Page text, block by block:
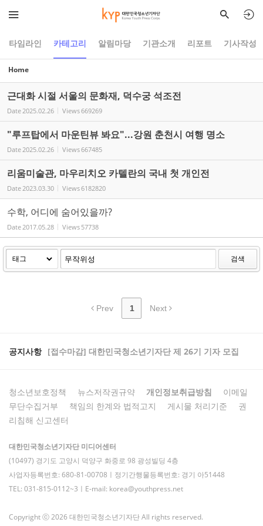
타임라인 카테고리 알림마당 기관소개 리포트 기사작성
Home
근대화 시절 서울의 문화재, 덕수궁 석조전
Date2025.02.26 Views669269
"루프탑에서 마운틴뷰 봐요"...강원 춘천시 여행 명소
Date2025.02.26 Views667485
리움미술관, 마우리치오 카텔란의 국내 첫 개인전
Date2023.03.30 Views6182820
수학, 어디에 숨어있을까?
Date2017.05.28 Views 57738
검색
Prev 1 Next
공지사항 [접수마감] 대한민국청소년기자단 제 26기 기자 모집
청소년보호정책 뉴스저작권규약 개인정보취급방침
이메일
무단수집거부
책임의 한계와 법적고지 게시물 처리기준
권
리침해 신고센터
대한민국청소년기자단 미디어센터
(10497) 경기도 고양시 덕양구 화중로 98 광성빌딩 4층
사업자등록번호: 680-81-00708ㅣ정기간행물등록번호: 경기 아51448
TEL: 031-815-0112~3ㅣE-mail: korea@youthpress.net
Copyright ⓒ 2026 대한민국청소년기자단 All rights reserved.
Sketchbook5, 스케치북5